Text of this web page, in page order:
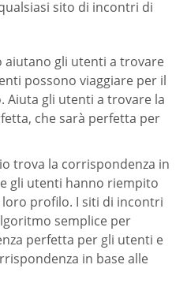
sito di incontri di
aiutano gli utenti a trovare
possono viaggiare per il
Aiuta gli utenti a trovare la
che sarà perfetta per
trova la corrispondenza in
gli utenti hanno riempito
profilo. I siti di incontri
semplice per
perfetta per gli utenti e
in base alle